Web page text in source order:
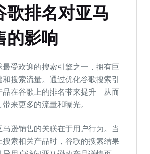
歌排名对亚马
的影响
最受欢迎的搜索引擎之一，拥有巨
和搜索流量。通过优化谷歌搜索引
品在谷歌上的排名带来提升，从而
来更多的流量和曝光。
马逊销售的关联在于用户行为。当
搜索相关产品时，谷歌的搜索结果